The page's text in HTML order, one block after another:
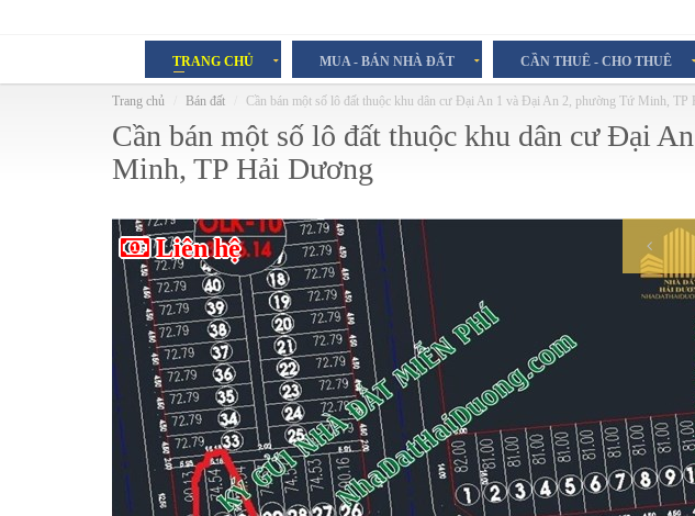
TRANG CHỦ MUA - BÁN NHÀ ĐẤT CẦN THUÊ - CHO THUÊ
Trang chủ Bán đất Cần bán một số lô đất thuộc khu dân cư Đại An 1 và Đại An 2, phường Tứ Minh, TP
Cần bán một số lô đất thuộc khu dân cư Đại
Minh, TP Hải Dương
Liên hệ